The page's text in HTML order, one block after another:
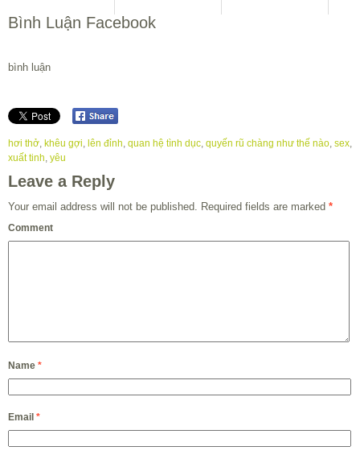
Bình Luận Facebook
bình luận
hơi thở, khêu gợi, lên đỉnh, quan hệ tình dục, quyến rũ chàng như thế nào, sex,
xuất tinh, yêu
Leave a Reply
Your email address will not be published. Required fields are marked *
Comment
Name *
Email *